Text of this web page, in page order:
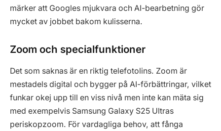
märker att Googles mjukvara och AI-bearbetning gör
mycket av jobbet bakom kulisserna.
Zoom och specialfunktioner
Det som saknas är en riktig telefotolins. Zoom är
mestadels digital och bygger på AI-förbättringar, vilket
funkar okej upp till en viss nivå men inte kan mäta sig
med exempelvis Samsung Galaxy S25 Ultras
periskopzoom. För vardagliga behov, att fånga